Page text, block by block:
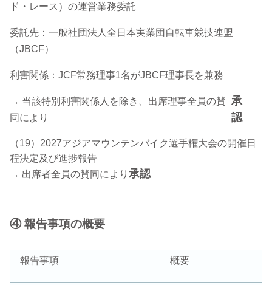
ド・レース）の運営業務委託
委託先：一般社団法人全日本実業団自転車競技連盟
（JBCF）
利害関係：JCF常務理事1名がJBCF理事長を兼務
→ 当該特別利害関係人を除き、出席理事全員の賛
同により
承
認
（19）2027アジアマウンテンバイク選手権大会の開催日
程決定及び進捗報告
→ 出席者全員の賛同により 承認
④ 報告事項の概要
報告事項 概要